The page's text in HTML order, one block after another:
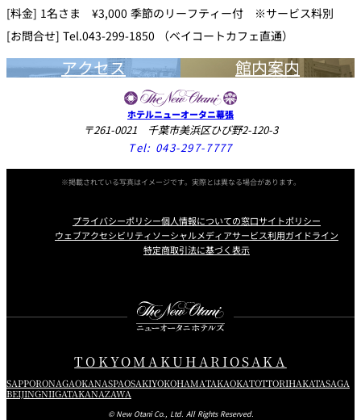
[料金] 1名さま ¥3,000 季節のリーフティー付 ※サービス料別
[お問合せ] Tel.043-299-1850 （ベイコートカフェ直通）
アクセス 館内案内
ホテルニューオータニ幕張
〒261-0021 千葉市美浜区ひび野2-120-3
Tel: 043-297-7777
※掲載されている写真はイメージです。実際とは異なる場合があります。
プライバシーポリシー個人情報についての窓口サイトポリシー
ウェブアクセシビリティソーシャルメディアサービス利用ガイドライン
特定商取引法に基づく表示
TOKYOMAKUHARIOSAKA
SAPPORONAGAOKANASPAOSAKIYOKOHAMATAKAOKATOTTORIHAKATASAGA
BEIJINGNIIGATAKANAZAWA
© New Otani Co., Ltd. All Rights Reserved.